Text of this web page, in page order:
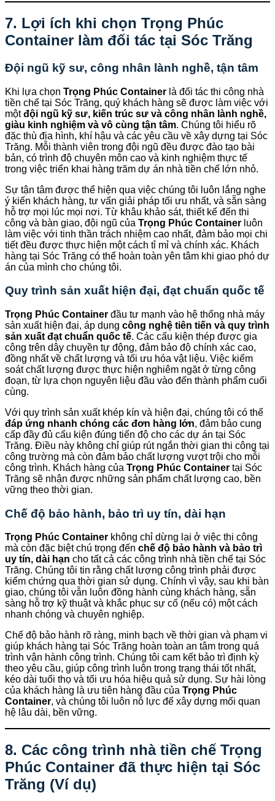
7. Lợi ích khi chọn Trọng Phúc
Container làm đối tác tại Sóc Trăng
Đội ngũ kỹ sư, công nhân lành nghề, tận tâm
Khi lựa chọn Trọng Phúc Container là đối tác thi công nhà
tiền chế tại Sóc Trăng, quý khách hàng sẽ được làm việc với
mộtđội ngũ kỹ sư, kiến trúc sư và công nhân lành nghề,
giàu kinh nghiệm và vô cùng tận tâm. Chúng tôi hiểu rõ
đặc thù địa hình, khí hậu và các yêu cầu về xây dựng tại Sóc
Trăng. Mỗi thành viên trong đội ngũ đều được đào tạo bài
bản, có trình độ chuyên môn cao và kinh nghiệm thực tế
trong việc triển khai hàng trăm dự án nhà tiền chế lớn nhỏ.
Sự tận tâm được thể hiện qua việc chúng tôi luôn lắng nghe
ý kiến khách hàng, tư vấn giải pháp tối ưu nhất, và sẵn sàng
hỗ trợ mọi lúc mọi nơi. Từ khâu khảo sát, thiết kế đến thi
công và bàn giao, đội ngũ của Trọng Phúc Container luôn
làm việc với tinh thần trách nhiệm cao nhất, đảm bảo mọi chi
tiết đều được thực hiện một cách tỉ mỉ và chính xác. Khách
hàng tại Sóc Trăng có thể hoàn toàn yên tâm khi giao phó dự
án của mình cho chúng tôi.
Quy trình sản xuất hiện đại, đạt chuẩn quốc tế
Trọng Phúc Container đầu tư mạnh vào hệ thống nhà máy
sản xuất hiện đại, áp dụng công nghệ tiên tiến và quy trình
sản xuất đạt chuẩn quốc tế. Các cấu kiện thép được gia
công trên dây chuyền tự động, đảm bảo độ chính xác cao,
đồng nhất về chất lượng và tối ưu hóa vật liệu. Việc kiểm
soát chất lượng được thực hiện nghiêm ngặt ở từng công
đoạn, từ lựa chọn nguyên liệu đầu vào đến thành phẩm cuối
cùng.
Với quy trình sản xuất khép kín và hiện đại, chúng tôi có thể
đáp ứng nhanh chóng các đơn hàng lớn, đảm bảo cung
cấp đầy đủ cấu kiện đúng tiến độ cho các dự án tại Sóc
Trăng. Điều này không chỉ giúp rút ngắn thời gian thi công tại
công trường mà còn đảm bảo chất lượng vượt trội cho mỗi
công trình. Khách hàng của Trọng Phúc Container tại Sóc
Trăng sẽ nhận được những sản phẩm chất lượng cao, bền
vững theo thời gian.
Chế độ bảo hành, bảo trì uy tín, dài hạn
Trọng Phúc Container không chỉ dừng lại ở việc thi công
mà còn đặc biệt chú trọng đến chế độ bảo hành và bảo trì
uy tín, dài hạn cho tất cả các công trình nhà tiền chế tại Sóc
Trăng. Chúng tôi tin rằng chất lượng công trình phải được
kiểm chứng qua thời gian sử dụng. Chính vì vậy, sau khi bàn
giao, chúng tôi vẫn luôn đồng hành cùng khách hàng, sẵn
sàng hỗ trợ kỹ thuật và khắc phục sự cố (nếu có) một cách
nhanh chóng và chuyên nghiệp.
Chế độ bảo hành rõ ràng, minh bạch về thời gian và phạm vi
giúp khách hàng tại Sóc Trăng hoàn toàn an tâm trong quá
trình vận hành công trình. Chúng tôi cam kết bảo trì định kỳ
theo yêu cầu, giúp công trình luôn trong trạng thái tốt nhất,
kéo dài tuổi thọ và tối ưu hóa hiệu quả sử dụng. Sự hài lòng
của khách hàng là ưu tiên hàng đầu của Trọng Phúc
Container, và chúng tôi luôn nỗ lực để xây dựng mối quan
hệ lâu dài, bền vững.
8. Các công trình nhà tiền chế Trọng
Phúc Container đã thực hiện tại Sóc
Trăng (Ví dụ)